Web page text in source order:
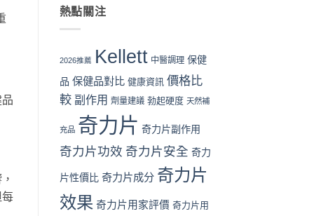
每
南〉
中
單
到
一
次
看
中
保
健
分、
效
用
口
碑
全
對
（2026
香
片
Kellett
國
性
健
全
比
成
效
果、
熱點關注
2026推薦 Kellett 中醫調理 保健
品 保健品對比 健康資訊 價格比
較 副作用 劑量建議 勃起硬度 天然補
充品 奇力片 奇力片副作用
奇力片功效 奇力片安全 奇力
片性價比 奇力片成分 奇力片
效果 奇力片用家評價 奇力片用